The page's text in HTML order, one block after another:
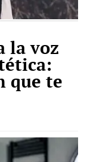
la voz
que te